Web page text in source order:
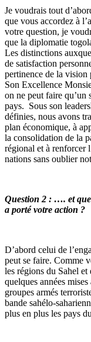
Je voudrais tout
que vous accordez à
votre question, je
que la diplomatie
Les distinctions
de satisfaction
pertinence de la vision
Son Excellence
on ne peut faire qu’un
pays. Sous son
définies, nous avons
plan économique, à
la consolidation de la
régional et à renforcer
nations sans oublier
Question 2 : …. et
a porté votre action ?
D’abord celui de
peut se faire. Comme
les régions du Sahel
quelques années
groupes armés
bande sahélo-
plus en plus les pays